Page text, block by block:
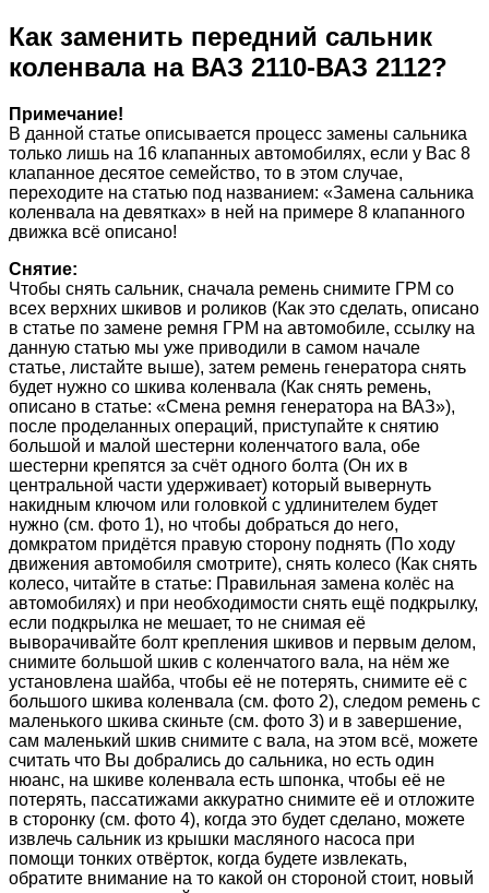
Как заменить передний сальник
коленвала на ВАЗ 2110-ВАЗ 2112?
Примечание!
В данной статье описывается процесс замены сальника
только лишь на 16 клапанных автомобилях, если у Вас 8
клапанное десятое семейство, то в этом случае,
переходите на статью под названием: «Замена сальника
коленвала на девятках» в ней на примере 8 клапанного
движка всё описано!
Снятие:
Чтобы снять сальник, сначала ремень снимите ГРМ со
всех верхних шкивов и роликов (Как это сделать, описано
в статье по замене ремня ГРМ на автомобиле, ссылку на
данную статью мы уже приводили в самом начале
статье, листайте выше), затем ремень генератора снять
будет нужно со шкива коленвала (Как снять ремень,
описано в статье: «Смена ремня генератора на ВАЗ»),
после проделанных операций, приступайте к снятию
большой и малой шестерни коленчатого вала, обе
шестерни крепятся за счёт одного болта (Он их в
центральной части удерживает) который вывернуть
накидным ключом или головкой с удлинителем будет
нужно (см. фото 1), но чтобы добраться до него,
домкратом придётся правую сторону поднять (По ходу
движения автомобиля смотрите), снять колесо (Как снять
колесо, читайте в статье: Правильная замена колёс на
автомобилях) и при необходимости снять ещё подкрылку,
если подкрылка не мешает, то не снимая её
выворачивайте болт крепления шкивов и первым делом,
снимите большой шкив с коленчатого вала, на нём же
установлена шайба, чтобы её не потерять, снимите её с
большого шкива коленвала (см. фото 2), следом ремень с
маленького шкива скиньте (см. фото 3) и в завершение,
сам маленький шкив снимите с вала, на этом всё, можете
считать что Вы добрались до сальника, но есть один
нюанс, на шкиве коленвала есть шпонка, чтобы её не
потерять, пассатижами аккуратно снимите её и отложите
в сторонку (см. фото 4), когда это будет сделано, можете
извлечь сальник из крышки масляного насоса при
помощи тонких отвёрток, когда будете извлекать,
обратите внимание на то какой он стороной стоит, новый